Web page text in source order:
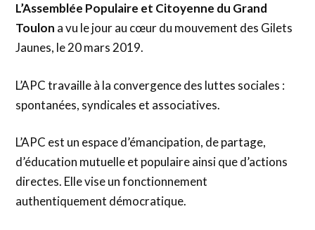
L’Assemblée Populaire et Citoyenne du Grand
Toulon a vu le jour au cœur du mouvement des Gilets
Jaunes, le 20 mars 2019.
L’APC travaille à la convergence des luttes sociales :
spontanées, syndicales et associatives.
L’APC est un espace d’émancipation, de partage,
d’éducation mutuelle et populaire ainsi que d’actions
directes. Elle vise un fonctionnement
authentiquement démocratique.